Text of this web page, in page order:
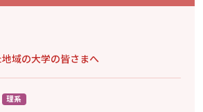
域の大学の皆さまへ
理系